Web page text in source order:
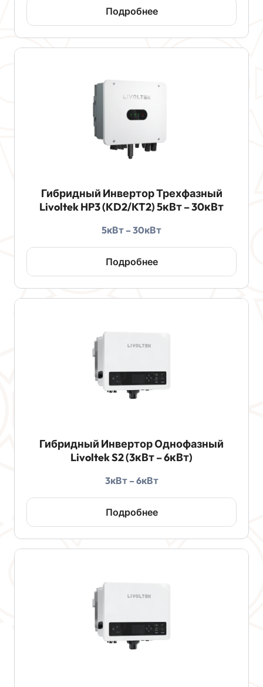
Подробнее
Гибридный Инвертор Трехфазный
Livoltek HP3 (KD2/KT2) 5кВт – 30кВт
5кВт – 30кВт
Подробнее
Гибридный Инвертор Однофазный
Livoltek S2 (3кВт – 6кВт)
3кВт – 6кВт
Подробнее